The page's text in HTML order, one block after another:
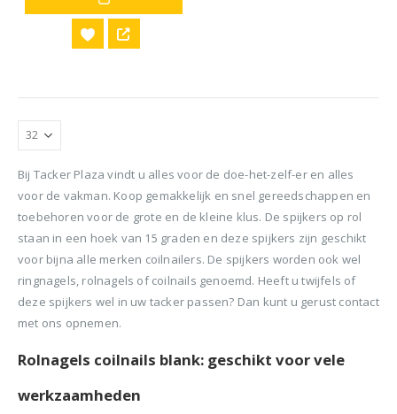
Bij Tacker Plaza vindt u alles voor de doe-het-zelf-er en alles
voor de vakman. Koop gemakkelijk en snel gereedschappen en
toebehoren voor de grote en de kleine klus. De spijkers op rol
staan in een hoek van 15 graden en deze spijkers zijn geschikt
voor bijna alle merken coilnailers. De spijkers worden ook wel
ringnagels, rolnagels of coilnails genoemd. Heeft u twijfels of
deze spijkers wel in uw tacker passen? Dan kunt u gerust contact
met ons opnemen.
Rolnagels coilnails blank: geschikt voor vele
werkzaamheden